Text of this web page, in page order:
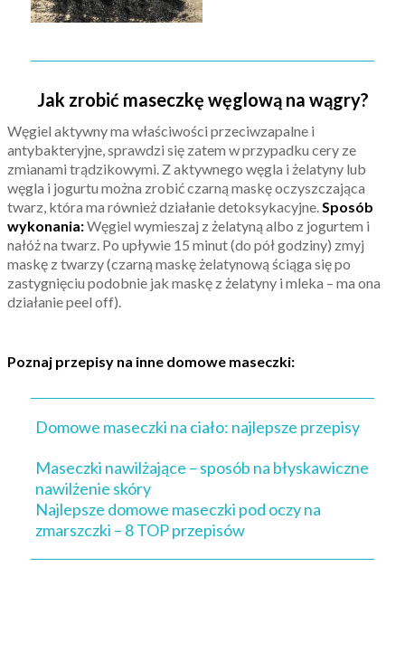
Jak zrobić maseczkę węglową na wągry?
Węgiel aktywny ma właściwości przeciwzapalne i
antybakteryjne, sprawdzi się zatem w przypadku cery ze
zmianami trądzikowymi. Z aktywnego węgla i żelatyny lub
węgla i jogurtu można zrobić czarną maskę oczyszczająca
twarz, która ma również działanie detoksykacyjne. Sposób
wykonania:Węgiel wymieszaj z żelatyną albo z jogurtem i
nałóż na twarz. Po upływie 15 minut (do pół godziny) zmyj
maskę z twarzy (czarną maskę żelatynową ściąga się po
zastygnięciu podobnie jak maskę z żelatyny i mleka – ma ona
działanie peel off).
Poznaj przepisy na inne domowe maseczki:
Domowe maseczki na ciało: najlepsze przepisy
Maseczki nawilżające – sposób na błyskawiczne
nawilżenie skóry
Najlepsze domowe maseczki pod oczy na
zmarszczki – 8 TOP przepisów